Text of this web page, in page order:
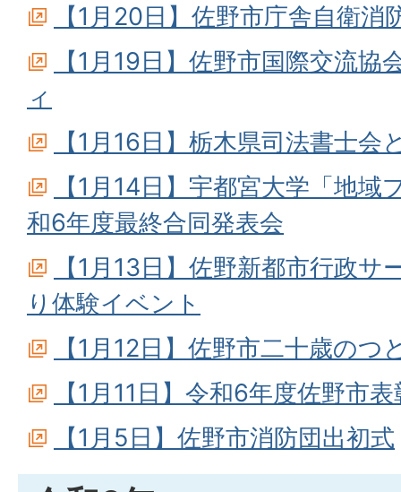
【1月20日】佐野市庁舎自衛消
【1月19日】佐野市国際交流
ィ
【1月16日】栃木県司法書士会
【1月14日】宇都宮大学「地
和6年度最終合同発表会
【1月13日】佐野新都市行政
り体験イベント
【1月12日】佐野市二十歳のつ
【1月11日】令和6年度佐野市
【1月5日】佐野市消防団出初式